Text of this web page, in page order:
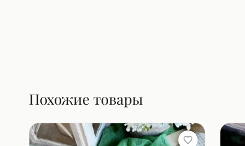
Похожие товары